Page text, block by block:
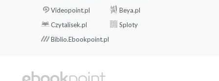
Videopoint.pl
Beya.pl
Czytalisek.pl
Sploty
Biblio.Ebookpoint.pl